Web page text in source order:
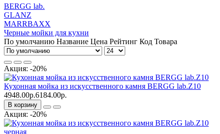
BERGG lab.
GLANZ
MARRBAXX
Черные мойки для кухни
По умолчанию Название Цена Рейтинг Код Товара
Акция: -20%
Кухонная мойка из искусственного камня BERGG lab.Z10
4948.00р.6184.00р.
В корзину
Акция: -20%